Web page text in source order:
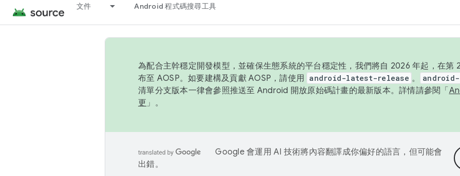
文件 Android 程式碼搜尋工具
為配合主幹穩定開發模型，並確保生態系統的平台穩定性，我們將自 2026 年起，在第
布至 AOSP。如要建構及貢獻 AOSP，請使用 android-latest-release 。
清單分支版本一律會參照推送至 Android 開放原始碼計畫的最新版本。詳情請參閱「
更 」。
Google 會運用 AI 技術將內容翻譯成你偏好的語言，但可能會
出錯。